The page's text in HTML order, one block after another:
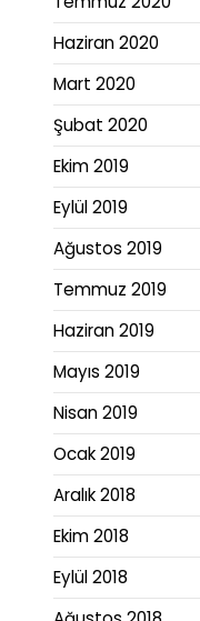
Haziran 2020
Mart 2020
Şubat 2020
Ekim 2019
Eylül 2019
Ağustos 2019
Temmuz 2019
Haziran 2019
Mayıs 2019
Nisan 2019
Ocak 2019
Aralık 2018
Ekim 2018
Eylül 2018